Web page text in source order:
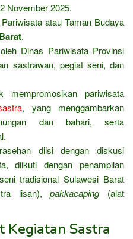
November 2025.
atau Taman Budaya
.
Dinas Pariwisata Provinsi
sastrawan, pegiat seni, dan
mempromosikan pariwisata
, yang menggambarkan
dan bahari, serta
diisi dengan diskusi
diikuti dengan penampilan
tradisional Sulawesi Barat
lisan),pakkacaping(alat
Kegiatan Sastra